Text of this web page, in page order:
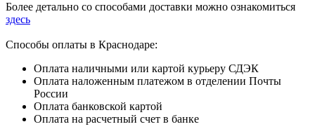
Более детально со способами доставки можно ознакомиться
здесь
Способы оплаты в Краснодаре:
Оплата наличными или картой курьеру СДЭК
Оплата наложенным платежом в отделении Почты
России
Оплата банковской картой
Оплата на расчетный счет в банке